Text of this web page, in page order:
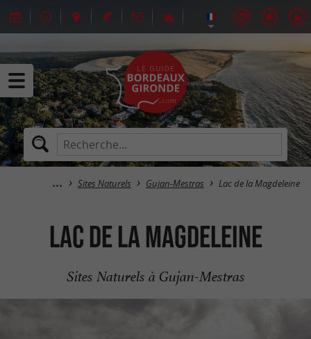
Sites Naturels Gujan-Mestras Lac de la Magdeleine
Lac de la Magdeleine
Sites Naturels à Gujan-Mestras